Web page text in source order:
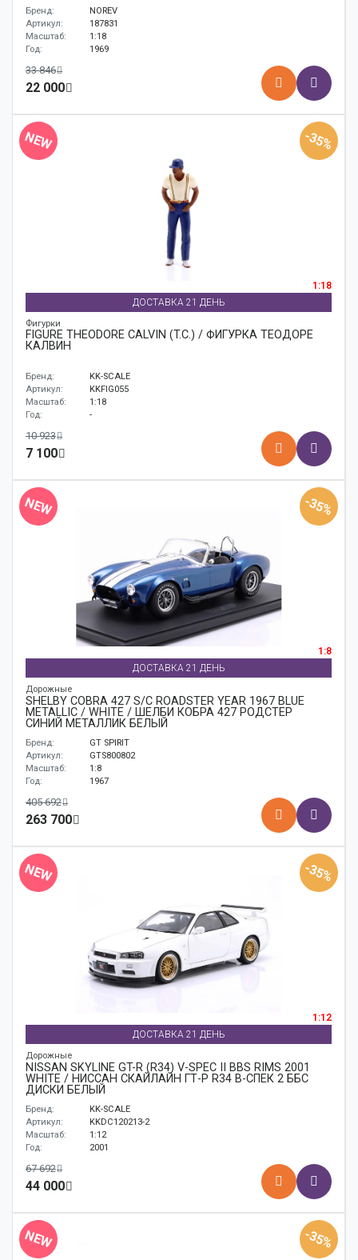
Бренд:
NOREV
Артикул:
187831
Масштаб:
1:18
Год:
1969
33 846
22 000
NEW -35%
1:18
ДОСТАВКА 21 ДЕНЬ
Фигурки
FIGURE THEODORE CALVIN (T.C.) / ФИГУРКА ТЕОДОРЕ
КАЛВИН
Бренд:
KK-SCALE
Артикул:
KKFIG055
Масштаб:
1:18
Год:
-
10 923
7 100
NEW -35%
1:8
ДОСТАВКА 21 ДЕНЬ
Дорожные
SHELBY COBRA 427 S/C ROADSTER YEAR 1967 BLUE
METALLIC / WHITE / ШЕЛБИ КОБРА 427 РОДСТЕР
СИНИЙ МЕТАЛЛИК БЕЛЫЙ
Бренд:
GT SPIRIT
Артикул:
GTS800802
Масштаб:
1:8
Год:
1967
405 692
263 700
NEW -35%
1:12
ДОСТАВКА 21 ДЕНЬ
Дорожные
NISSAN SKYLINE GT-R (R34) V-SPEC II BBS RIMS 2001
WHITE / НИССАН СКАЙЛАЙН ГТ-Р R34 В-СПЕК 2 ББС
ДИСКИ БЕЛЫЙ
Бренд:
KK-SCALE
Артикул:
KKDC120213-2
Масштаб:
1:12
Год:
2001
67 692
44 000
NEW -35%